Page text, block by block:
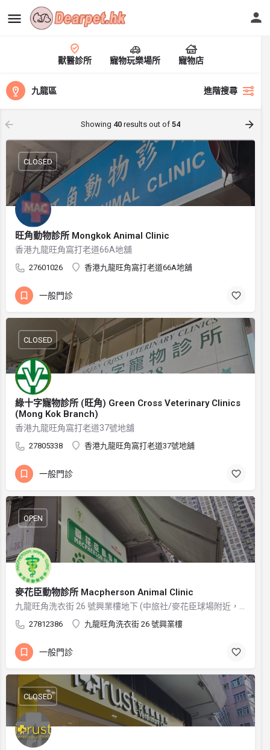
獸醫診所 寵物玩樂場所 寵物店
九龍區 進階搜尋
Showing 40 results out of 54
旺角動物診所 Mongkok Animal Clinic
香港九龍旺角窩打老道66A地舖
27601026 香港九龍旺角窩打老道66A地舖
CLOSED
一般門診
綠十字寵物診所 (旺角) Green Cross Veterinary Clinics
(Mong Kok Branch)
香港九龍旺角窩打老道37號地舖
27805338 香港九龍旺角窩打老道37號地舖
CLOSED
一般門診
麥花臣動物診所 Macpherson Animal Clinic
27812386 九龍旺角洗衣街 26 號興業樓
OPEN
一般門診
CLOSED